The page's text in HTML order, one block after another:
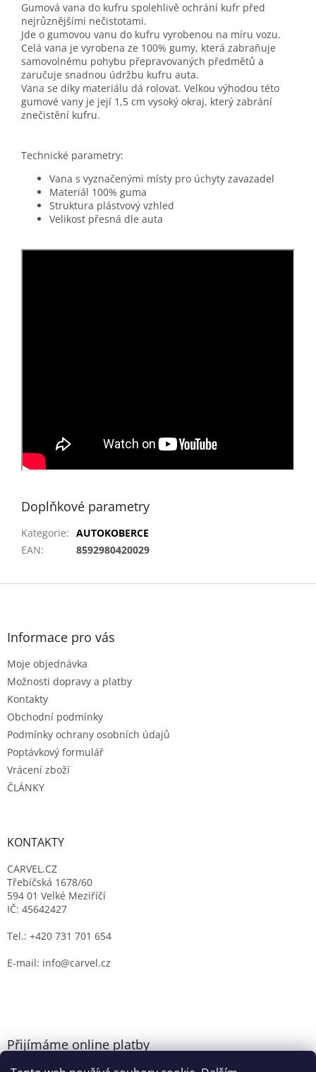
Gumová vana do kufru spolehlivě ochrání kufr před
nejrůznějšími nečistotami.
Jde o gumovou vanu do kufru vyrobenou na míru vozu.
Celá vana je vyrobena ze 100% gumy, která zabraňuje
samovolnému pohybu přepravovaných předmětů a
zaručuje snadnou údržbu kufru auta.
Vana se díky materiálu dá rolovat. Velkou výhodou této
gumové vany je její 1,5 cm vysoký okraj, který zabrání
znečistění kufru.
Technické parametry:
Vana s vyznačenými místy pro úchyty zavazadel
Materiál 100% guma
Struktura plástvový vzhled
Velikost přesná dle auta
Doplňkové parametry
Kategorie: AUTOKOBERCE
EAN: 8592980420029
Z
Informace pro vás
Moje objednávka
Možnosti dopravy a platby
Kontakty
Obchodní podmínky
Podmínky ochrany osobních údajů
Poptávkový formulář
Vrácení zboží
ČLÁNKY
KONTAKTY
CARVEL.CZ
Třebíčská 1678/60
594 01 Velké Meziříčí
IČ: 45642427
Tel.: +420 731 701 654
E-mail: info@carvel.cz
Přijímáme online platby